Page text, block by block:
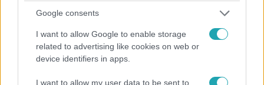
Google consents
I want to allow Google to enable storage
related to advertising like cookies on web or
device identifiers in apps.
I want to allow my user data to be sent to
2024. január 24. 17:35
Újpesti tragédia: a vétkes sofőr enyhébb